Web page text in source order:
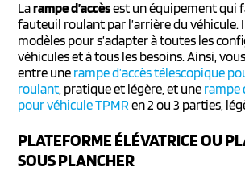
Larampe d’accèsest un équipement qui
fauteuil roulant par l’arrière du
modèles pour s’adapter à toutes les
véhicules et à tous les besoins. Ainsi,
entre une rampe d’accès télescopique
roulant , pratique et légère, et une rampe
pour véhicule TPMR en 2 ou 3 parties,
PLATEFORME ÉLÉVATRICE OU
SOUS PLANCHER